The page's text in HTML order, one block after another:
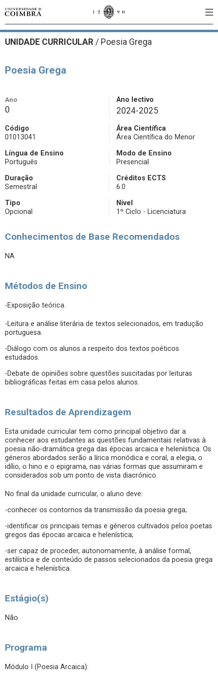
UNIDADE CURRICULAR / Poesia Grega
Poesia Grega
Ano
0
Ano lectivo
2024-2025
Código
01013041
Área Científica
Área Científica do Menor
Língua de Ensino
Português
Modo de Ensino
Presencial
Duração
Semestral
Créditos ECTS
6.0
Tipo
Opcional
Nível
1º Ciclo - Licenciatura
Conhecimentos de Base Recomendados
NA
Métodos de Ensino
-Exposição teórica.
-Leitura e análise literária de textos selecionados, em tradução
portuguesa.
-Diálogo com os alunos a respeito dos textos poéticos
estudados.
-Debate de opiniões sobre questões suscitadas por leituras
bibliográficas feitas em casa pelos alunos.
Resultados de Aprendizagem
Esta unidade curricular tem como principal objetivo dar a
conhecer aos estudantes as questões fundamentais relativas à
poesia não-dramática grega das épocas arcaica e helenística. Os
géneros abordados serão a lírica monódica e coral, a elegia, o
idílio, o hino e o epigrama, nas várias formas que assumiram e
considerados sob um ponto de vista diacrónico.
No final da unidade curricular, o aluno deve:
-conhecer os contornos da transmissão da poesia grega;
-identificar os principais temas e géneros cultivados pelos poetas
gregos das épocas arcaica e helenística;
-ser capaz de proceder, autonomamente, à análise formal,
estilística e de conteúdo de passos selecionados da poesia grega
arcaica e helenística.
Estágio(s)
Não
Programa
Módulo I (Poesia Arcaica):